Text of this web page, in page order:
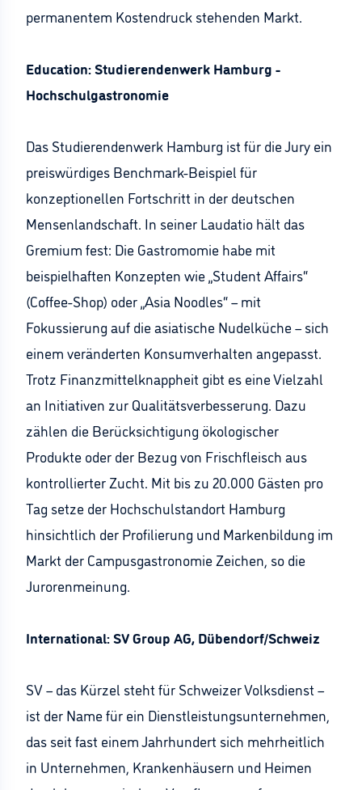
permanentem Kostendruck stehenden Markt.
Education: Studierendenwerk Hamburg -
Hochschulgastronomie
Das Studierendenwerk Hamburg ist für die Jury ein
preiswürdiges Benchmark-Beispiel für
konzeptionellen Fortschritt in der deutschen
Mensenlandschaft. In seiner Laudatio hält das
Gremium fest: Die Gastromomie habe mit
beispielhaften Konzepten wie „Student Affairs“
(Coffee-Shop) oder „Asia Noodles“ – mit
Fokussierung auf die asiatische Nudelküche – sich
einem veränderten Konsumverhalten angepasst.
Trotz Finanzmittelknappheit gibt es eine Vielzahl
an Initiativen zur Qualitätsverbesserung. Dazu
zählen die Berücksichtigung ökologischer
Produkte oder der Bezug von Frischfleisch aus
kontrollierter Zucht. Mit bis zu 20.000 Gästen pro
Tag setze der Hochschulstandort Hamburg
hinsichtlich der Profilierung und Markenbildung im
Markt der Campusgastronomie Zeichen, so die
Jurorenmeinung.
International: SV Group AG, Dübendorf/Schweiz
SV – das Kürzel steht für Schweizer Volksdienst –
ist der Name für ein Dienstleistungsunternehmen,
das seit fast einem Jahrhundert sich mehrheitlich
in Unternehmen, Krankenhäusern und Heimen